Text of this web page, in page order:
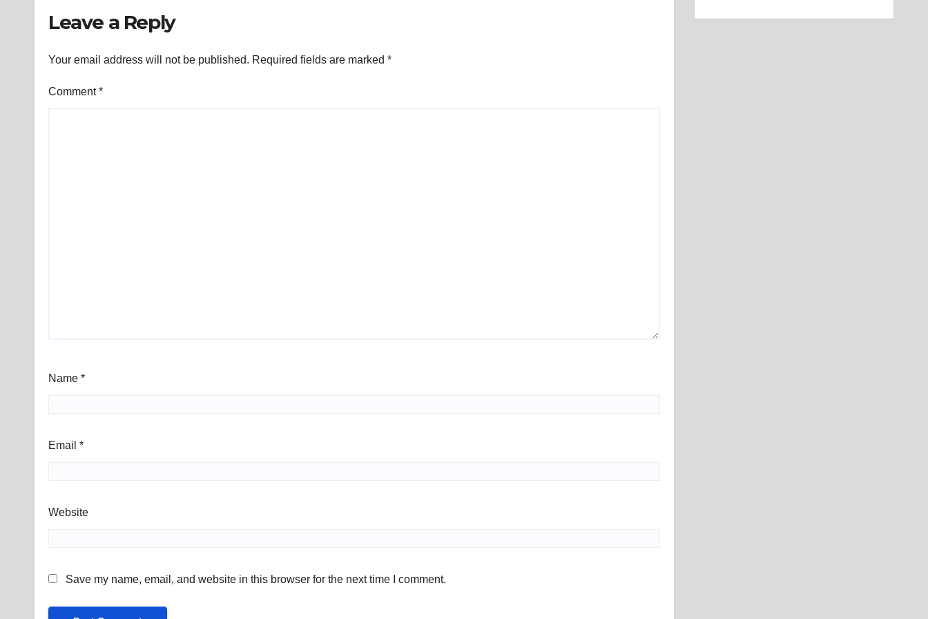
रहे हज़ारों ग्रेजुएट छात्रों से
मिलने और उनकी समस्याओं
और माँगों को जानने और
समझने के लिए वक़्त नहीं था!?
Leave a Reply
Your email address will not be published. Required fields are marked *
Comment*
Name *
Email *
Website
Save my name, email, and website in this browser for the next time I comment.